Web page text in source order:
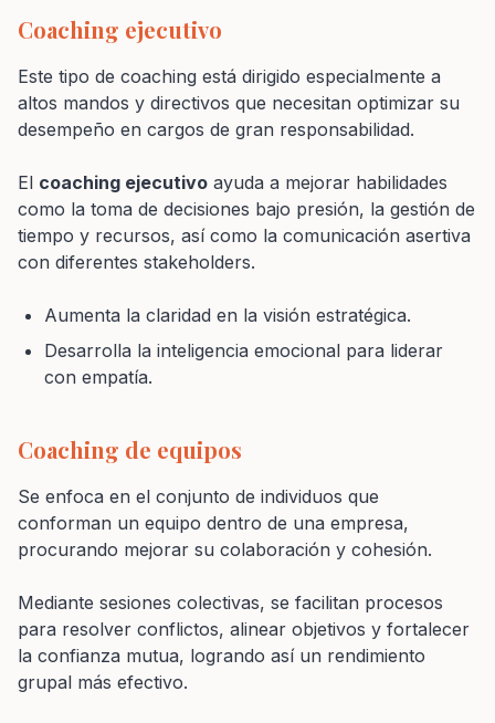
Coaching ejecutivo
Este tipo de coaching está dirigido especialmente a
altos mandos y directivos que necesitan optimizar su
desempeño en cargos de gran responsabilidad.
El coaching ejecutivo ayuda a mejorar habilidades
como la toma de decisiones bajo presión, la gestión de
tiempo y recursos, así como la comunicación asertiva
con diferentes stakeholders.
Aumenta la claridad en la visión estratégica.
Desarrolla la inteligencia emocional para liderar
con empatía.
Coaching de equipos
Se enfoca en el conjunto de individuos que
conforman un equipo dentro de una empresa,
procurando mejorar su colaboración y cohesión.
Mediante sesiones colectivas, se facilitan procesos
para resolver conflictos, alinear objetivos y fortalecer
la confianza mutua, logrando así un rendimiento
grupal más efectivo.